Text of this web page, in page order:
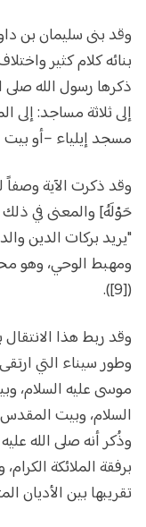
وقد بنى سليمان بن
بنائه كلام كثير
ذكرها رسول الله صلى
إلى ثلاثة مساجد: إلى
مسجد إيلياء –أو بيت
وقد ذكرت الآية وصفاً
حَوْلَهُ] والمعنى في
"يريد بركات الدين
ومهبط الوحي، وهو
([9]).
وقد ربط هذا
وطور سيناء التي
موسى عليه السلام،
السلام، وبيت
وذُكر أنه صلى الله
برفقة الملائكة
تقريبها بين الأديان